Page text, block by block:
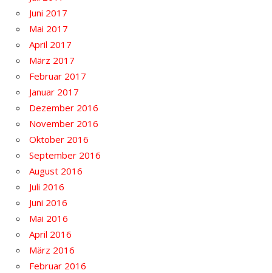
Juni 2017
Mai 2017
April 2017
März 2017
Februar 2017
Januar 2017
Dezember 2016
November 2016
Oktober 2016
September 2016
August 2016
Juli 2016
Juni 2016
Mai 2016
April 2016
März 2016
Februar 2016